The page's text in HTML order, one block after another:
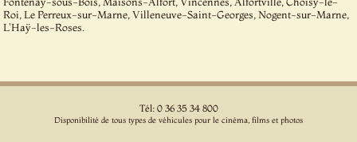
Roi, Le Perreux-sur-Marne, Villeneuve-Saint-Georges, Nogent-sur-Marne,
L'Haÿ-les-Roses.
Tél: 0 36 35 34 800
Disponibilité de tous types de véhicules pour le cinéma, films et photos